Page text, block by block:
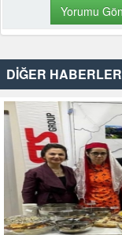
DİĞER HABERLER